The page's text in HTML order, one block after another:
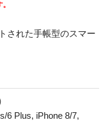
された手帳型のスマー
6 Plus, iPhone 8/7,